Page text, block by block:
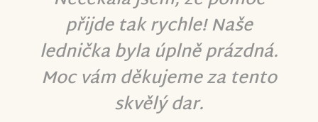
přijde tak rychle! Naše
lednička byla úplně prázdná.
Moc vám děkujeme za tento
skvělý dar.